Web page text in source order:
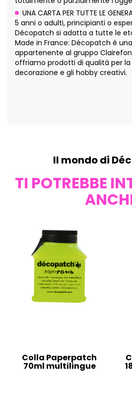
UNA CARTA PER TUTTE LE
5 anni o adulti, principianti o
Décopatch si adatta a tutte le
Made in France: Décopatch è
appartenente al gruppo
offriamo prodotti di qualità per la
decorazione e gli hobby creativi.
Il mondo di
TI POTREBBE
Colla Paperpatch
70ml multilingue